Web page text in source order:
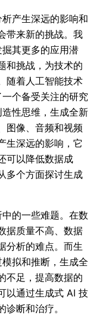
产生深远的影响和
带来新的挑战。我
其更多的应用潜
和挑战，为技术的
随着人工智能技术
个备受关注的研究
性思维，生成全新
图像、音频和视频
生深远的影响，它
可以降低数据成
多个方面探讨生成
的一些难题。在数
据质量不高、数据
分析的难点。而生
拟和推断，生成全
不足，提高数据的
以通过生成式 AI 技
断和治疗。